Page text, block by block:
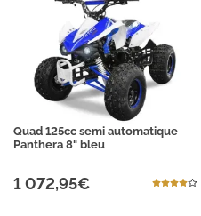
Quad 125cc semi automatique
Panthera 8" bleu
1 072,95€